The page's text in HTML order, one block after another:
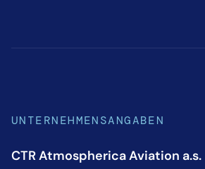
UNTERNEHMENSANGABEN
CTR Atmospherica Aviation a.s.